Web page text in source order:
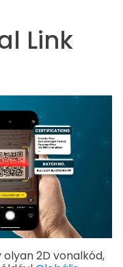
Link
olyan 2D vonalkód,